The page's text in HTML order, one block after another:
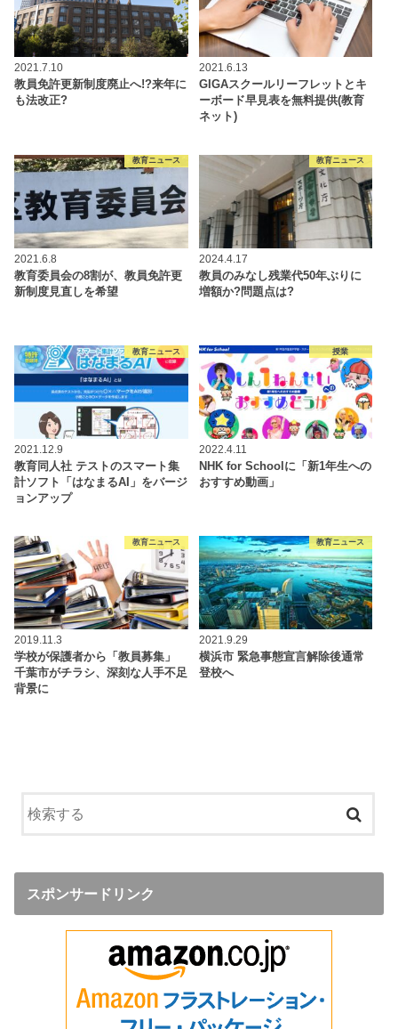
2021.7.10
教員免許更新制度廃止へ!?来年に
も法改正?
2021.6.13
GIGAスクールリーフレットとキ
ーボード早見表を無料提供(教育
ネット)
教育ニュース
2021.6.8
教育委員会の8割が、教員免許更
新制度見直しを希望
教育ニュース
2024.4.17
教員のみなし残業代50年ぶりに
増額か?問題点は?
教育ニュース
2021.12.9
教育同人社 テストのスマート集
計ソフト「はなまるAI」をバージ
ョンアップ
授業
2022.4.11
NHK for Schoolに「新1年生への
おすすめ動画」
教育ニュース
2019.11.3
学校が保護者から「教員募集」
千葉市がチラシ、深刻な人手不足
背景に
教育ニュース
2021.9.29
横浜市 緊急事態宣言解除後通常
登校へ
スポンサードリンク